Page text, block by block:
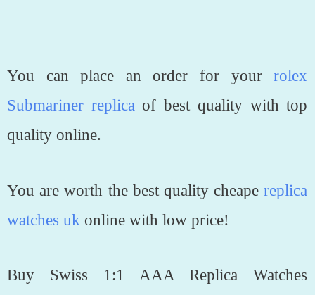
You can place an order for yourrolex
Submariner replica of best quality with top
quality online.
You are worth the best quality cheapereplica
watches uk online with low price!
Buy Swiss 1:1 AAA Replica Watches